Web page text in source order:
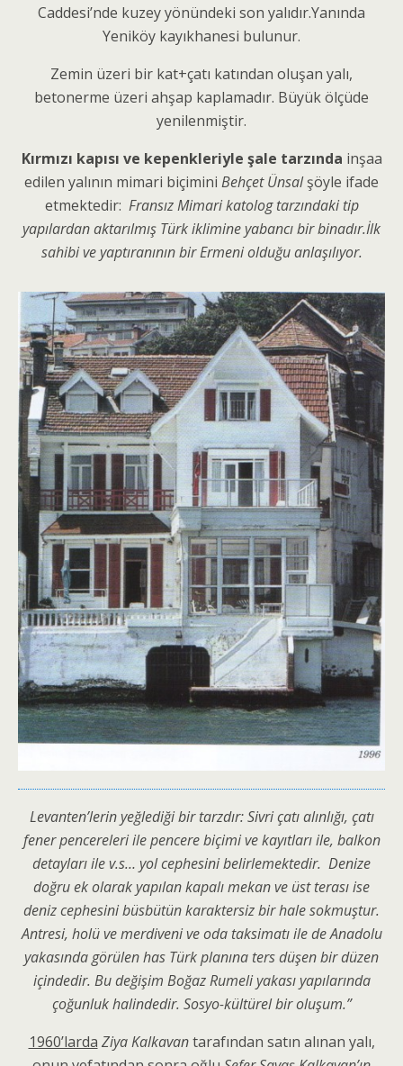
Caddesi’nde kuzey yönündeki son yalıdır.Yanında
Yeniköy kayıkhanesi bulunur.
Zemin üzeri bir kat+çatı katından oluşan yalı,
betonerme üzeri ahşap kaplamadır. Büyük ölçüde
yenilenmiştir.
Kırmızı kapısı ve kepenkleriyle şale tarzında inşaa
edilen yalının mimari biçimini Behçet Ünsalşöyle ifade
etmektedir: Fransız Mimari katolog tarzındaki tip
yapılardan aktarılmış Türk iklimine yabancı bir binadır.İlk
sahibi ve yaptıranının bir Ermeni olduğu anlaşılıyor.
Levanten’lerin yeğlediği bir tarzdır: Sivri çatı alınlığı, çatı
fener pencereleri ile pencere biçimi ve kayıtları ile, balkon
detayları ile v.s… yol cephesini belirlemektedir. Denize
doğru ek olarak yapılan kapalı mekan ve üst terası ise
deniz cephesini büsbütün karaktersiz bir hale sokmuştur.
Antresi, holü ve merdiveni ve oda taksimatı ile de Anadolu
yakasında görülen has Türk planına ters düşen bir düzen
içindedir. Bu değişim Boğaz Rumeli yakası yapılarında
çoğunluk halindedir. Sosyo-kültürel bir oluşum.”
1960’larda Ziya Kalkavantarafından satın alınan yalı,